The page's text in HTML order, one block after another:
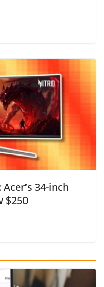
34-inch
$250